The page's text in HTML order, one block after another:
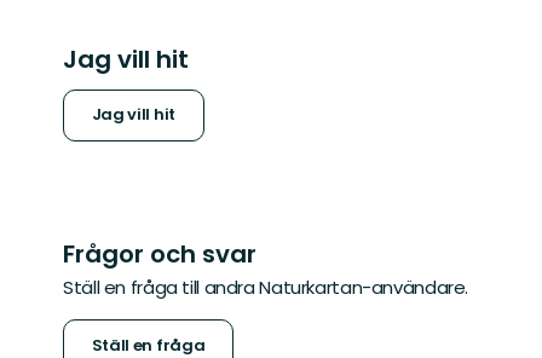
Jag vill hit
Jag vill hit
Frågor och svar
Ställ en fråga till andra Naturkartan-användare.
Ställ en fråga